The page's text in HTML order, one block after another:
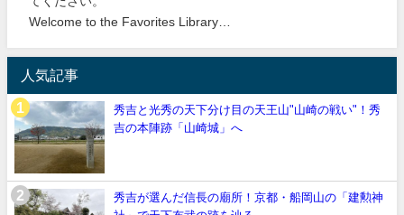
Welcome to the Favorites Library…
人気記事
秀吉と光秀の天下分け目の天王山"山崎の戦い"！秀
吉の本陣跡「山崎城」へ
秀吉が選んだ信長の廟所！京都・船岡山の「建勲神